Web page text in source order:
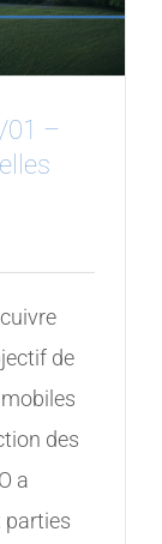
01 –
de
des
a
parties